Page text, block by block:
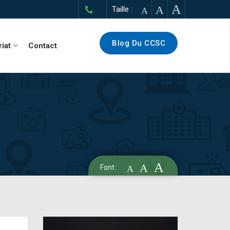
Taille : A A A
Contact Blog Du CCSC
Font : A A A